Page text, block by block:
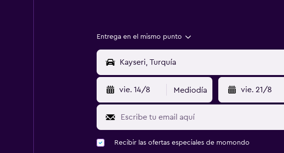
Entrega en el mismo punto
vie. 14/8 Mediodía vie. 21/8
Recibir las ofertas especiales de momondo